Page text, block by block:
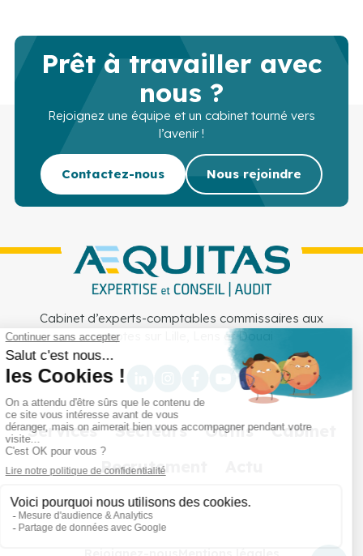
Prêt à travailler avec
nous ?
Rejoignez une équipe et un cabinet tourné vers
l’avenir !
Contactez-nous Nous rejoindre
Cabinet d’experts-comptables commissaires aux
comptes sur Lille, Lens et Douai
Services Secteurs Outils
Cabinet
Recrutement